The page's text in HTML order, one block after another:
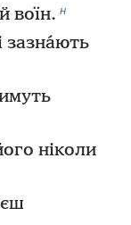
воїн. н
зазна́ють
ніколи